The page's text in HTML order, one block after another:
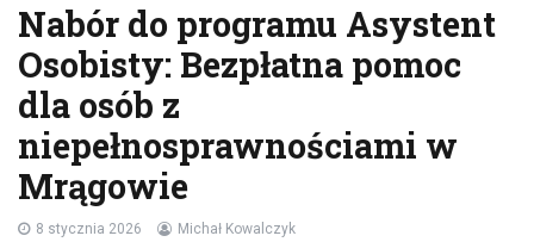
Nabór do programu Asystent
Osobisty: Bezpłatna pomoc
dla osób z
niepełnosprawnościami w
Mrągowie
8 stycznia 2026 Michał Kowalczyk